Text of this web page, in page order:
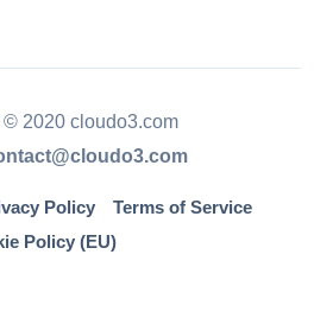
2020 cloudo3.com
Policy
Terms of Service
Policy (EU)